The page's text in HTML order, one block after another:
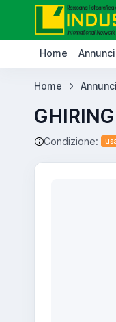
Home Annunci
Home
Condizione: